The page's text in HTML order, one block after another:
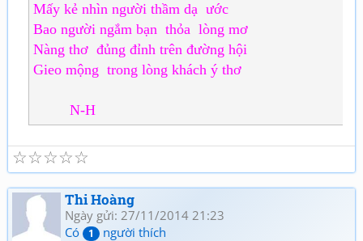
Mấy kẻ nhìn người thầm dạ ước
Bao người ngắm bạn thỏa lòng mơ
Nàng thơ đủng đỉnh trên đường hội
Gieo mộng trong lòng khách ý thơ
N-H
☆
☆
☆
☆
☆
Thi Hoàng
Ngày gửi: 27/11/2014 21:23
Có
1 người thích